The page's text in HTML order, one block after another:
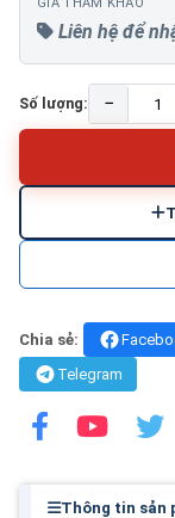
Liên hệ để
Số lượng: −
Chia sẻ:
Telegram
Thông tin sản